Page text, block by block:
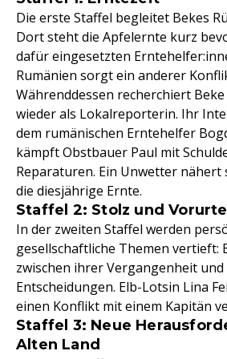
Die erste Staffel begleitet Bekes
Dort steht die Apfelernte kurz
dafür eingesetzten
Rumänien sorgt ein anderer
Währenddessen recherchiert
wieder als Lokalreporterin. Ihr
dem rumänischen Erntehelfer
kämpft Obstbauer Paul mit
Reparaturen. Ein Unwetter nähert
die diesjährige Ernte.
Staffel 2: Stolz und
In der zweiten Staffel werden
gesellschaftliche Themen vertieft:
zwischen ihrer Vergangenheit und
Entscheidungen. Elb-Lotsin Lina
einen Konflikt mit einem Kapitän
Staffel 3: Neue
Alten Land